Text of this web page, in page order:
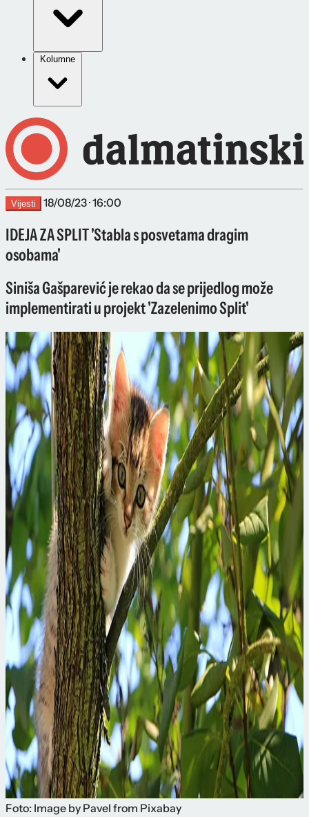
Kolumne
Vijesti 18/08/23 · 16:00
IDEJA ZA SPLIT 'Stabla s posvetama dragim
osobama'
Siniša Gašparević je rekao da se prijedlog može
implementirati u projekt 'Zazelenimo Split'
Foto: Image by Pavel from Pixabay